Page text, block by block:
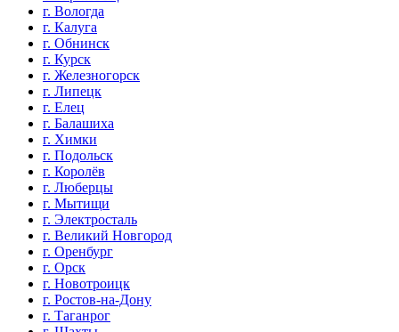
г. Вологда
г. Калуга
г. Обнинск
г. Курск
г. Железногорск
г. Липецк
г. Елец
г. Балашиха
г. Химки
г. Подольск
г. Королёв
г. Люберцы
г. Мытищи
г. Электросталь
г. Великий Новгород
г. Оренбург
г. Орск
г. Новотроицк
г. Ростов-на-Дону
г. Таганрог